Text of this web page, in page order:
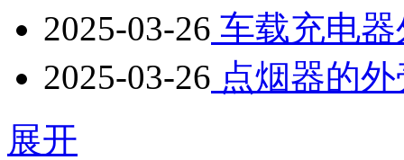
2025-03-26 车载充电
2025-03-26 点烟器的
展开